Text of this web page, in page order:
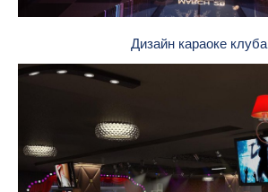
Дизайн караоке клуба